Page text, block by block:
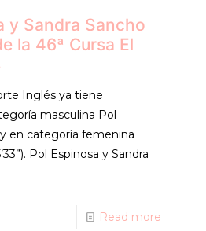
y Sandra Sancho
la 46ª Cursa El
Inglés ya tiene
masculina Pol
y en categoría femenina
Pol Espinosa y Sandra
Read more